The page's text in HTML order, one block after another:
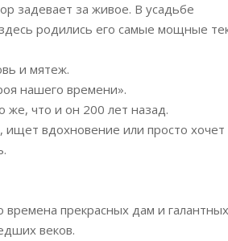
задевает за живое. В усадьбе
родились его самые мощные
и мятеж.
нашего времени».
же, что и он 200 лет назад.
ищет вдохновение или просто хочет
прекрасных дам и галантных
веков.